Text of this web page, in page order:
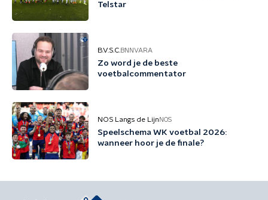
Telstar
B.V.S.C. BNNVARA
Zo word je de beste
voetbalcommentator
NOS Langs de Lijn NOS
Speelschema WK voetbal 2026:
wanneer hoor je de finale?